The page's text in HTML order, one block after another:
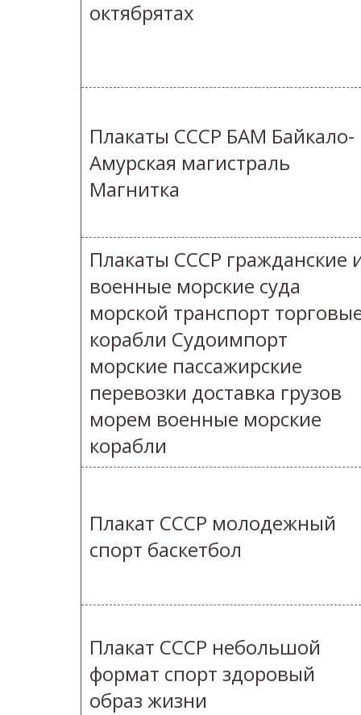
октябрятах
Плакаты СССР БАМ Байкало-
Амурская магистраль
Магнитка
Плакаты СССР гражданские
военные морские суда
морской транспорт
корабли Судоимпорт
морские пассажирские
перевозки доставка грузов
морем военные морские
корабли
Плакат СССР молодежный
спорт баскетбол
Плакат СССР небольшой
формат спорт здоровый
образ жизни